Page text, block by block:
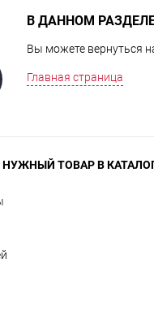
В ДАННОМ
Вы можете вернуться
Главная страница
ТОВАР В